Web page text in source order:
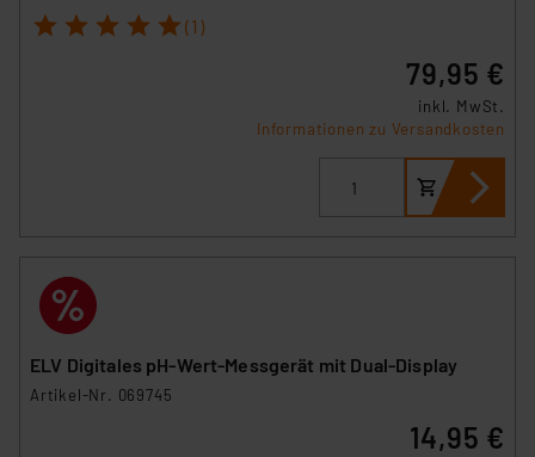
1 2 3 4 5 (1)
79,95 €
inkl. MwSt.
Informationen zu Versandkosten
ELV Digitales pH-Wert-Messgerät mit Dual-Display
Artikel-Nr. 069745
14,95 €